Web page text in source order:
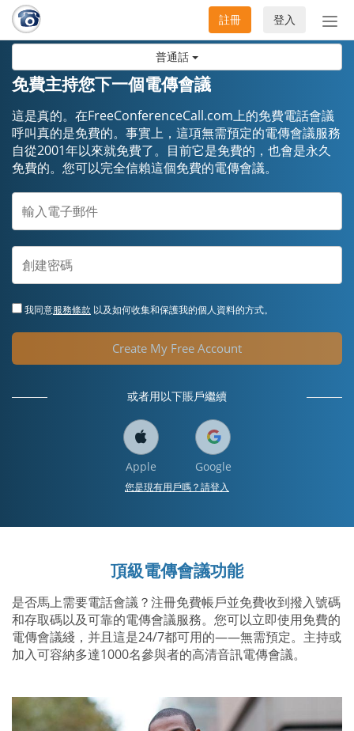
普通話
切
換
登入
註冊
免費主持您下一個電傳會議
這是真的。在FreeConferenceCall.com上的免費電話會議
呼叫真的是免費的。事實上，這項無需預定的電傳會議服務
自從2001年以來就免費了。目前它是免費的，也會是永久
免費的。您可以完全信賴這個免費的電傳會議。
我同意服務條款 以及如何收集和保護我的個人資料的方式。
Create My Free Account
或者用以下賬戶繼續
Apple Google
您是現有用戶嗎？請登入
頂級電傳會議功能
是否馬上需要電話會議？注冊免費帳戶並免費收到撥入號碼
和存取碼以及可靠的電傳會議服務。您可以立即使用免費的
電傳會議綫，并且這是24/7都可用的——無需預定。主持或
加入可容納多達1000名參與者的高清音訊電傳會議。